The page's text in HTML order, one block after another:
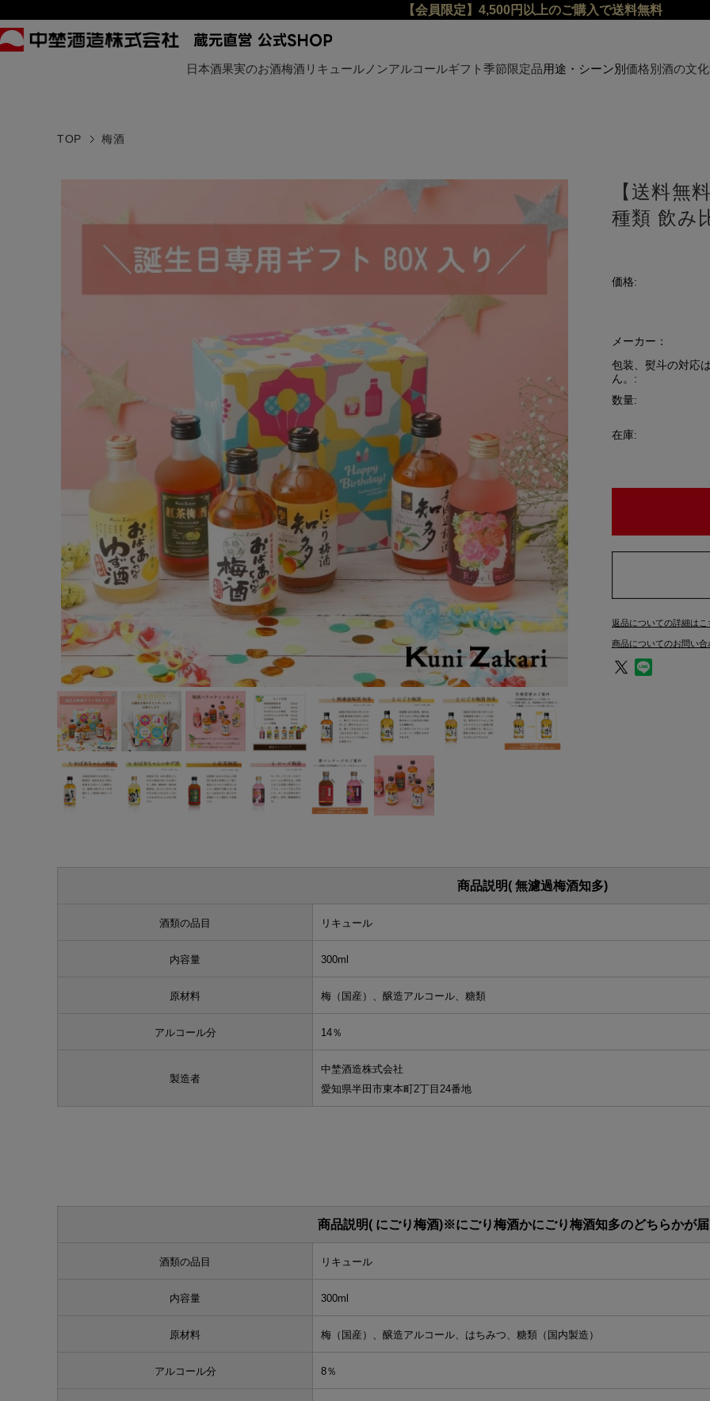
【会員限定】4,500円以上のご購入で送料無料
日本酒果実のお酒梅酒 リキュールノンアルコールギフト 季節限定品用途・シーン別 価格別 酒の文
TOP 梅酒
【送料無
種類 飲み
価格:
メーカー：
包装、熨斗の対応
ん。:
数量:
在庫:
返品についての詳細はこ
商品についてのお問い合
商品説明( 無濾過梅酒知多)
酒類の品目 リキュール
内容量 300ml
原材料 梅（国産）、醸造アルコール、糖類
アルコール分 14％
製造者
中埜酒造株式会社
愛知県半田市東本町2丁目24番地
商品説明( にごり梅酒)※にごり梅酒かにごり梅酒知多のどちらかが
酒類の品目 リキュール
内容量 300ml
原材料 梅（国産）、醸造アルコール、はちみつ、糖類（国内製造）
アルコール分 8％